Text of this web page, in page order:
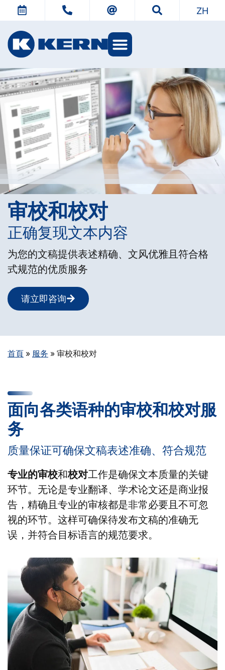
ZH
审校和校对
正确复现文本内容
为您的文稿提供表述精确、文风优雅且符合格
式规范的优质服务
请立即咨询
首頁 » 服务 » 审校和校对
面向各类语种的审校和校对服
务
质量保证可确保文稿表述准确、符合规范
专业的审校和校对工作是确保文本质量的关键
环节。无论是专业翻译、学术论文还是商业报
告，精确且专业的审核都是非常必要且不可忽
视的环节。这样可确保待发布文稿的准确无
误，并符合目标语言的规范要求。